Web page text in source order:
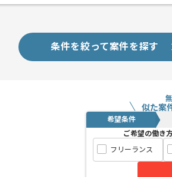
条件を絞って案件を探す
似た案
希望条件
ご希望の働き
フリーランス